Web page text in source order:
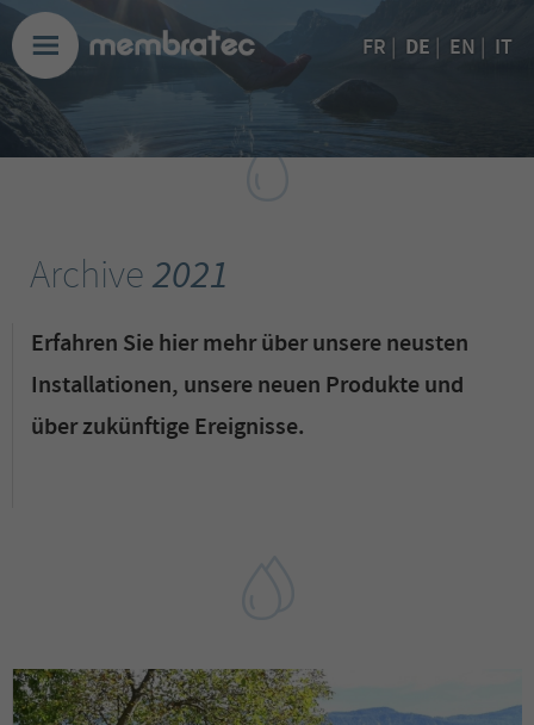
FR DE EN IT
Archive2021
Erfahren Sie hier mehr über unsere neusten
Installationen, unsere neuen Produkte und
über zukünftige Ereignisse.